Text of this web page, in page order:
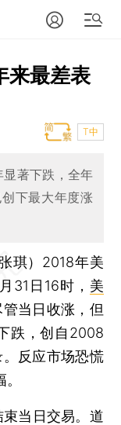
来最差表
T中
显著下跌，全年
下最大年度涨
琪） 2018年美
31日16时， 美
当日收涨，但
跌，创自2008
反应市场恐慌
当日交易。道